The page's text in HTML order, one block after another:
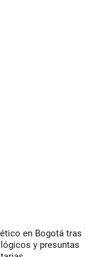
en Bogotá tras
y presuntas